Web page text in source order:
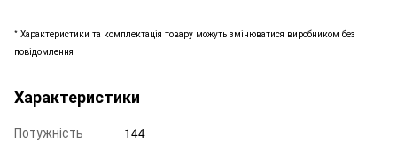
* Характеристики та комплектація товару можуть змінюватися виробником без
повідомлення
Характеристики
Потужність
144